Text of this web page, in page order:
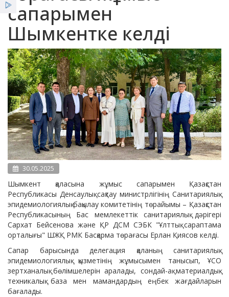
Қызметтер
Жеңілдіктер
Жаңалықтар
сапарымен
Шымкентке келді
30.05.2025
Шымкент қаласына жұмыс сапарымен Қазақстан
Республикасы Денсаулық сақтау министрлігінің Санитариялық-
эпидемиологиялық бақылау комитетінің төрайымы – Қазақстан
Республикасының Бас мемлекеттік санитариялық дәрігері
Сархат Бейсенова және ҚР ДСМ СЭБК "Ұлттық сараптама
орталығы" ШЖҚ РМК Басқарма төрағасы Ерлан Қиясов келді.
Сапар барысында делегация қаланың санитариялық-
эпидемиологиялық қызметінің жұмысымен танысып, ҰСО
зертханалық бөлімшелерін аралады, сондай-ақ материалдық-
техникалық база мен мамандардың еңбек жағдайларын
бағалады.